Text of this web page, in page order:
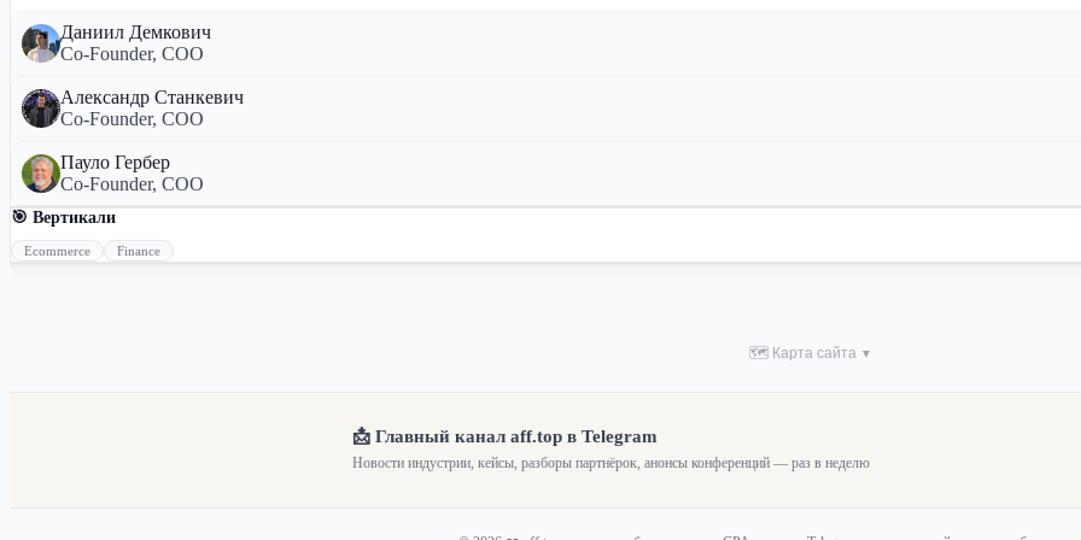
Даниил Демкович
Co-Founder, COO
Александр Станкевич
Co-Founder, COO
Пауло Гербер
Co-Founder, COO
🎯 Вертикали
Ecommerce Finance
🗺 Карта сайта ▼
📩 Главный канал aff.top в Telegram
Новости индустрии, кейсы, разборы партнёрок, анонсы конференций — раз в неделю